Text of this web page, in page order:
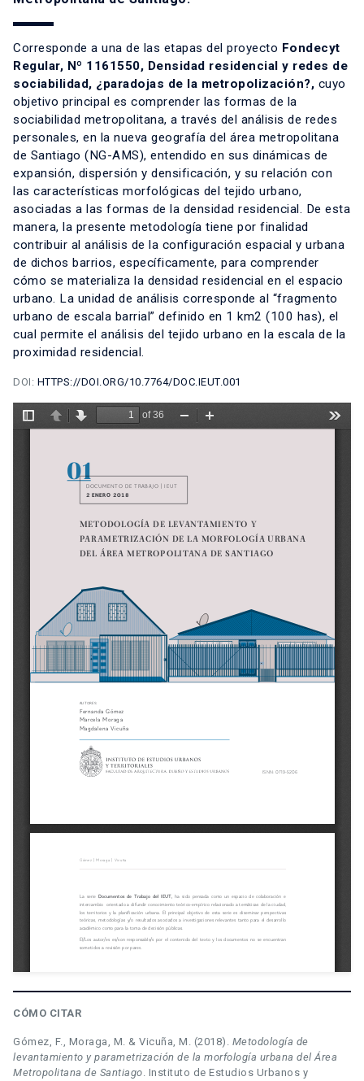
Corresponde a una de las etapas del proyecto Fondecyt
Regular, Nº 1161550, Densidad residencial y redes de
sociabilidad, ¿paradojas de la metropolización?, cuyo
objetivo principal es comprender las formas de la
sociabilidad metropolitana, a través del análisis de redes
personales, en la nueva geografía del área metropolitana
de Santiago (NG-AMS), entendido en sus dinámicas de
expansión, dispersión y densificación, y su relación con
las características morfológicas del tejido urbano,
asociadas a las formas de la densidad residencial. De esta
manera, la presente metodología tiene por finalidad
contribuir al análisis de la configuración espacial y urbana
de dichos barrios, específicamente, para comprender
cómo se materializa la densidad residencial en el espacio
urbano. La unidad de análisis corresponde al “fragmento
urbano de escala barrial” definido en 1 km2 (100 has), el
cual permite el análisis del tejido urbano en la escala de la
proximidad residencial.
DOI: HTTPS://DOI.ORG/10.7764/DOC.IEUT.001
CÓMO CITAR
Gómez, F., Moraga, M. & Vicuña, M. (2018). Metodología de
levantamiento y parametrización de la morfología urbana del Área
Metropolitana de Santiago. Instituto de Estudios Urbanos y